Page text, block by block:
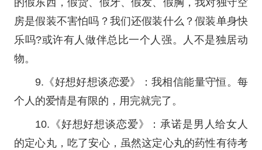
的假东西，假货、假牙、假发、假胸，我对独守空
房是假装不害怕吗？我们还假装什么？假装单身快
乐吗?或许有人做伴总比一个人强。人不是独居动
物。
9.《好想好想谈恋爱》：我相信能量守恒。每
个人的爱情是有限的，用完就完了。
10.《好想好想谈恋爱》：承诺是男人给女人
的定心丸，吃了安心，虽然这定心丸的药性有待考